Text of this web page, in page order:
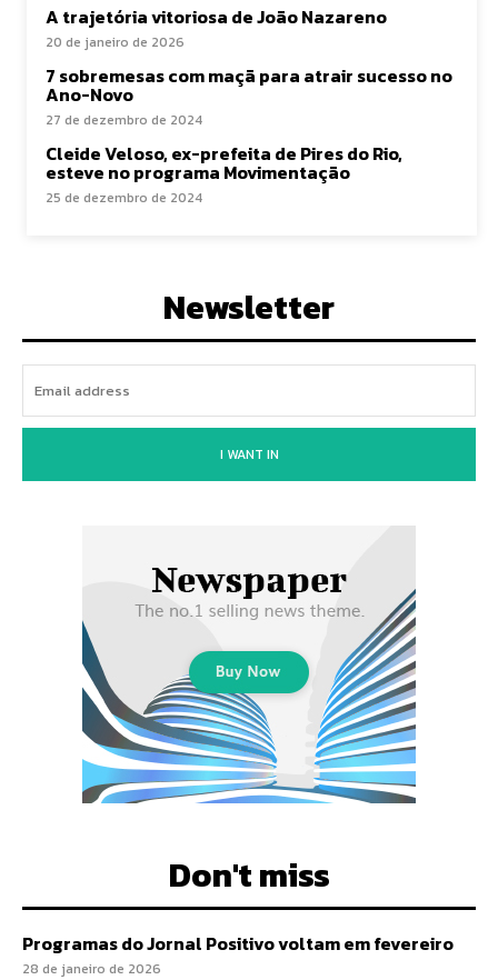
A trajetória vitoriosa de João Nazareno
20 de janeiro de 2026
7 sobremesas com maçã para atrair sucesso no
Ano-Novo
27 de dezembro de 2024
Cleide Veloso, ex-prefeita de Pires do Rio,
esteve no programa Movimentação
25 de dezembro de 2024
Newsletter
I WANT IN
Don't miss
Programas do Jornal Positivo voltam em fevereiro
28 de janeiro de 2026